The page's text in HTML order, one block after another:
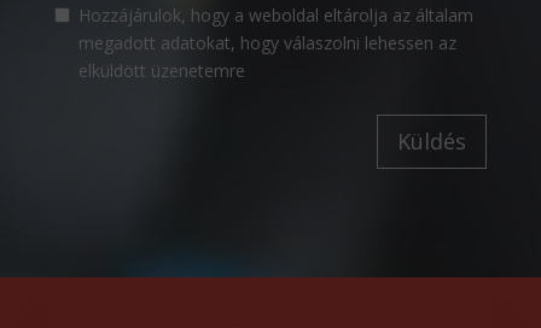
Hozzájárulok, hogy a weboldal eltárolja az általam
megadott adatokat, hogy válaszolni lehessen az
elküldött üzenetemre
Küldés